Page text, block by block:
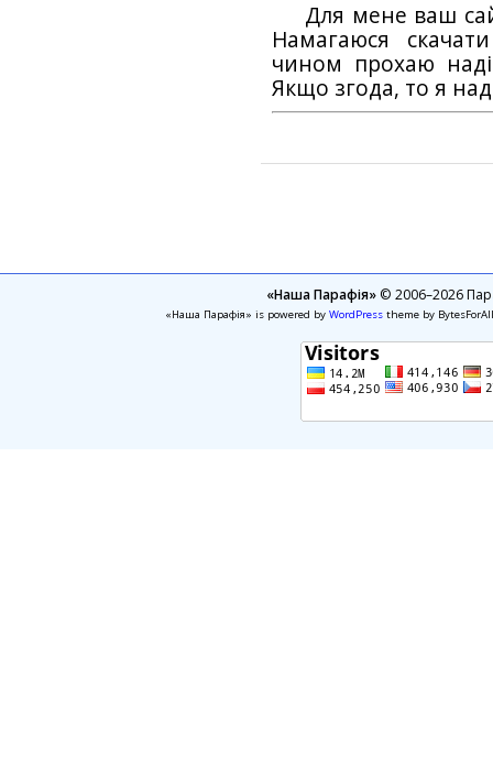
Для мене ваш
Намагаюся
чином прохаю
Якщо згода, то я
«Наша Парафія»© 2006–2026
«Наша Парафія» is powered by WordPresstheme by